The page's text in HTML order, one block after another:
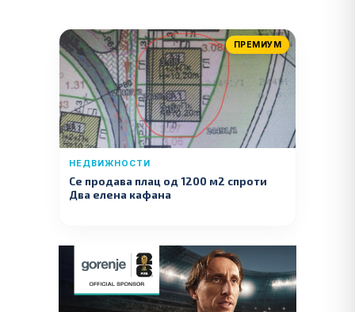
ПРЕМИУМ
НЕДВИЖНОСТИ
Се продава плац од 1200 м2 спроти
Два елена кафана